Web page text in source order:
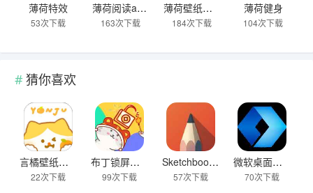
薄荷特效
53次下载
薄荷阅读app官网版
163次下载
薄荷壁纸最新版
184次下载
薄荷健身
104次下载
猜你喜欢
言橘壁纸官方正版
22次下载
布丁锁屏壁纸高清版
99次下载
Sketchbook2025最新版
57次下载
微软桌面老版本
70次下载